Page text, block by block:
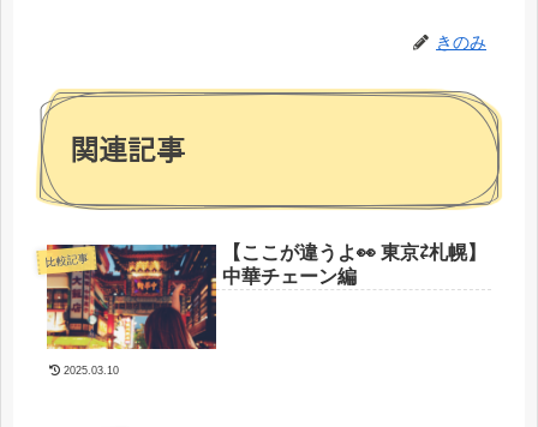
きのみ
関連記事
比較記事
【ここが違うよ👀 東京⇄札幌】
中華チェーン編
2025.03.10